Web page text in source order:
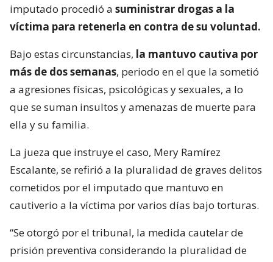
imputado procedió a suministrar drogas a la
víctima para retenerla en contra de su voluntad.
Bajo estas circunstancias, la mantuvo cautiva por
más de dos semanas, periodo en el que la sometió
a agresiones físicas, psicológicas y sexuales, a lo
que se suman insultos y amenazas de muerte para
ella y su familia.
La jueza que instruye el caso, Mery Ramírez
Escalante, se refirió a la pluralidad de graves delitos
cometidos por el imputado que mantuvo en
cautiverio a la víctima por varios días bajo torturas.
“Se otorgó por el tribunal, la medida cautelar de
prisión preventiva considerando la pluralidad de